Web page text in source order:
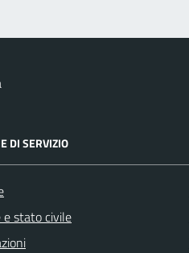
DI SERVIZIO
e stato civile